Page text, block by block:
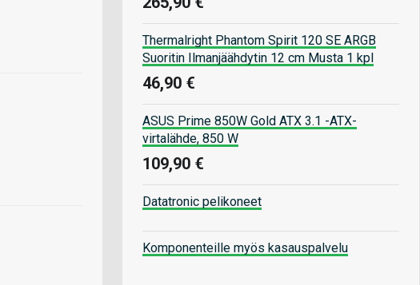
Thermalright Phantom Spirit 120 SE ARGB
Suoritin Ilmanjäähdytin 12 cm Musta 1 kpl
46,90 €
ASUS Prime 850W Gold ATX 3.1 -ATX-
virtalähde, 850 W
109,90 €
Datatronic pelikoneet
Komponenteille myös kasauspalvelu